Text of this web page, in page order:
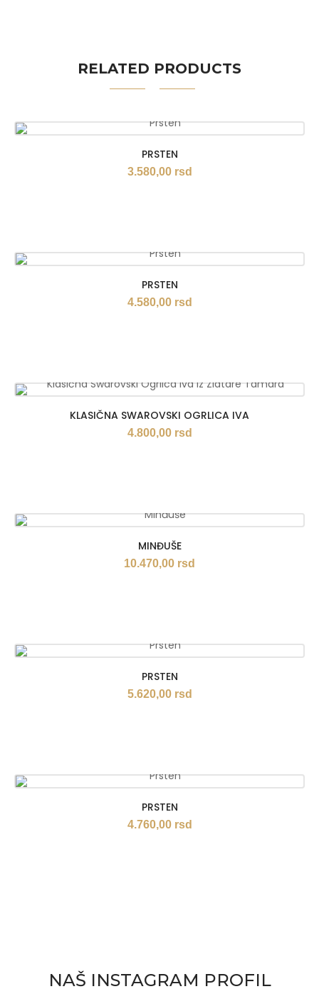
RELATED PRODUCTS
PRSTEN
3.580,00 rsd
PRSTEN
4.580,00 rsd
KLASIČNA SWAROVSKI OGRLICA IVA
4.800,00 rsd
MINĐUŠE
10.470,00 rsd
PRSTEN
5.620,00 rsd
PRSTEN
4.760,00 rsd
NAŠ INSTAGRAM PROFIL